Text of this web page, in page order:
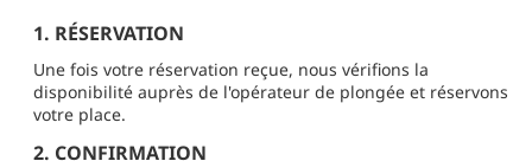
1. RÉSERVATION
Une fois votre réservation reçue, nous vérifions la
disponibilité auprès de l'opérateur de plongée et réservons
votre place.
2. CONFIRMATION